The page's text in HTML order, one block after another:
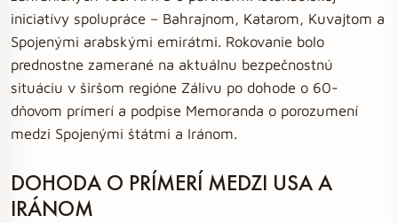
iniciatívy spolupráce – Bahrajnom, Katarom, Kuvajtom a
Spojenými arabskými emirátmi. Rokovanie bolo
prednostne zamerané na aktuálnu bezpečnostnú
situáciu v širšom regióne Zálivu po dohode o 60-
dňovom prímerí a podpise Memoranda o porozumení
medzi Spojenými štátmi a Iránom.
DOHODA O PRÍMERÍ MEDZI USA A
IRÁNOM